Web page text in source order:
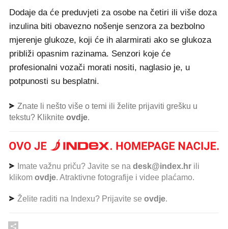
Dodaje da će preduvjeti za osobe na četiri ili više doza
inzulina biti obavezno nošenje senzora za bezbolno
mjerenje glukoze, koji će ih alarmirati ako se glukoza
približi opasnim razinama. Senzori koje će
profesionalni vozači morati nositi, naglasio je, u
potpunosti su besplatni.
Znate li nešto više o temi ili želite prijaviti grešku u
tekstu? Kliknite ovdje.
Imate važnu priču? Javite se na desk@index.hr ili
klikom ovdje. Atraktivne fotografije i videe plaćamo.
Želite raditi na Indexu? Prijavite se ovdje.